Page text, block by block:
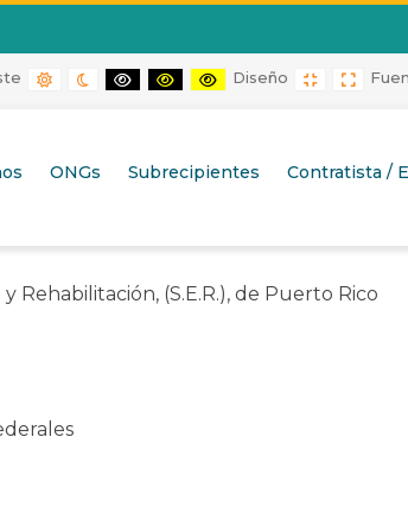
CONTRASTE POR DEFECTO
CONTRASTE DE NOCHE
CONTRASTE BLANCO Y NEGRO
CONTRASTE NEGRO Y
CONTRASTE AMARILLO Y
Diseño DISEÑO
ONGs Subrecipientes Contratista /
de Puerto Rico
Rehabilitación, (S.E.R.), de Puerto Rico